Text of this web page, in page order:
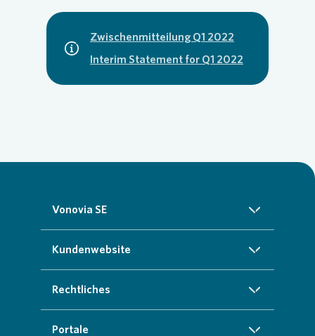
Zwischenmitteilung Q1 2022
Interim Statement for Q1 2022
Vonovia SE
Über uns
Nachhaltigkeit
Kundenwebsite
Startseite
Rechtliches
Impressum
Portale